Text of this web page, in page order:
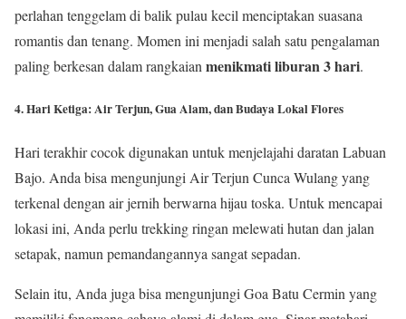
perlahan tenggelam di balik pulau kecil menciptakan suasana
romantis dan tenang. Momen ini menjadi salah satu pengalaman
paling berkesan dalam rangkaian menikmati liburan 3 hari.
4. Hari Ketiga: Air Terjun, Gua Alam, dan Budaya Lokal Flores
Hari terakhir cocok digunakan untuk menjelajahi daratan Labuan
Bajo. Anda bisa mengunjungi Air Terjun Cunca Wulang yang
terkenal dengan air jernih berwarna hijau toska. Untuk mencapai
lokasi ini, Anda perlu trekking ringan melewati hutan dan jalan
setapak, namun pemandangannya sangat sepadan.
Selain itu, Anda juga bisa mengunjungi Goa Batu Cermin yang